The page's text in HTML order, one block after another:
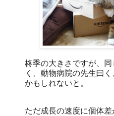
柊季の大きさですが、
く、動物病院の先生曰
かもしれないと。
ただ成長の速度に個体